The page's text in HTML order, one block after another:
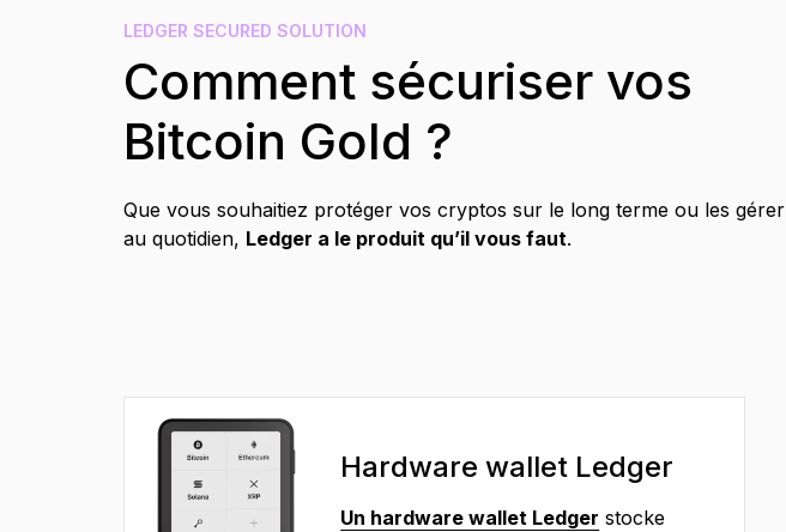
FR
LEDGER SECURED SOLUTION
Comment sécuriser vos
Bitcoin Gold ?
Que vous souhaitiez protéger vos cryptos sur le long terme ou les gérer
au quotidien, Ledger a le produit qu’il vous faut.
Hardware wallet Ledger
Un hardware wallet Ledger stocke